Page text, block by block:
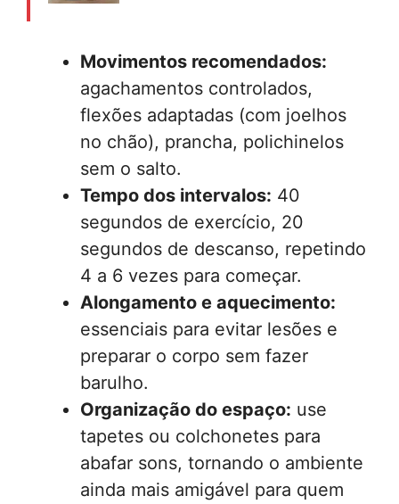
Movimentos recomendados:
agachamentos controlados,
flexões adaptadas (com joelhos
no chão), prancha, polichinelos
sem o salto.
Tempo dos intervalos: 40
segundos de exercício, 20
segundos de descanso, repetindo
4 a 6 vezes para começar.
Alongamento e aquecimento:
essenciais para evitar lesões e
preparar o corpo sem fazer
barulho.
Organização do espaço: use
tapetes ou colchonetes para
abafar sons, tornando o ambiente
ainda mais amigável para quem